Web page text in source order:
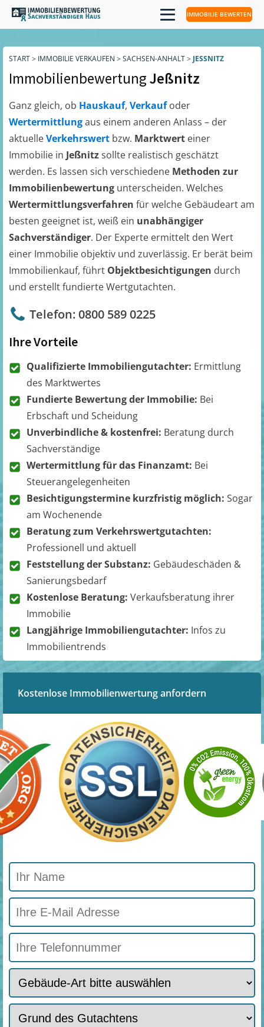
IMMOBILIE BEWERTEN
START> IMMOBILIE VERKAUFEN > SACHSEN-ANHALT> JESSNITZ
ImmobilienbewertungJeßnitz
Ganz gleich, ob Hauskauf, Verkaufoder
Wertermittlungaus einem anderen Anlass – der
aktuelleVerkehrswert bzw. Marktwert einer
Immobilie in Jeßnitzsollte realistisch geschätzt
werden. Es lassen sich verschiedene Methoden zur
Immobilienbewertung unterscheiden. Welches
Wertermittlungsverfahren für welche Gebäudeart am
besten geeignet ist, weiß ein unabhängiger
Sachverständiger. Der Experte ermittelt den Wert
einer Immobilie objektiv und zuverlässig. Er berät beim
Immobilienkauf, führt Objektbesichtigungen durch
und erstellt fundierte Wertgutachten.
Telefon: 0800 589 0225
Ihre Vorteile
Qualifizierte Immobiliengutachter: Ermittlung
des Marktwertes
Fundierte Bewertung der Immobilie: Bei
Erbschaft und Scheidung
Unverbindliche & kostenfrei: Beratung durch
Sachverständige
Wertermittlung für das Finanzamt: Bei
Steuerangelegenheiten
Besichtigungstermine kurzfristig möglich: Sogar
am Wochenende
Beratung zum Verkehrswertgutachten:
Professionell und aktuell
Feststellung der Substanz: Gebäudeschäden &
Sanierungsbedarf
Kostenlose Beratung: Verkaufsberatung ihrer
Immobilie
Langjährige Immobiliengutachter: Infos zu
Immobilientrends
Kostenlose Immobilienwertung anfordern